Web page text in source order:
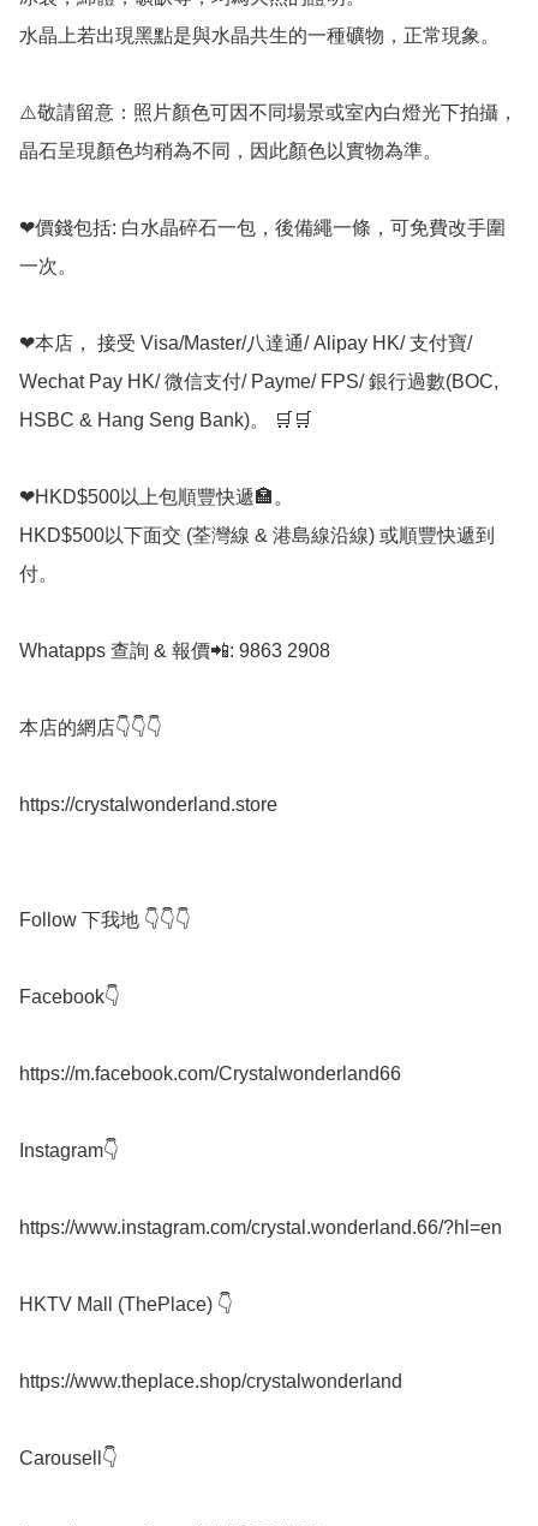
水晶上若出現黑點是與水晶共生的一種礦物，正常現象。
⚠️敬請留意：照片顏色可因不同場景或室內白燈光下拍攝，
晶石呈現顏色均稍為不同，因此顏色以實物為準。
❤價錢包括: 白水晶碎石一包，後備繩一條，可免費改手圍
一次。
❤本店， 接受 Visa/Master/八達通/ Alipay HK/ 支付寶/
Wechat Pay HK/ 微信支付/ Payme/ FPS/ 銀行過數(BOC,
HSBC & Hang Seng Bank)。 🛒🛒
❤HKD$500以上包順豐快遞🏣。
HKD$500以下面交 (荃灣線 & 港島線沿線) 或順豐快遞到
付。
Whatapps 查詢 & 報價📲: 9863 2908
本店的網店👇👇👇
https://crystalwonderland.store
Follow 下我地 👇👇👇
Facebook👇
https://m.facebook.com/Crystalwonderland66
Instagram👇
https://www.instagram.com/crystal.wonderland.66/?hl=en
HKTV Mall (ThePlace) 👇
https://www.theplace.shop/crystalwonderland
Carousell👇